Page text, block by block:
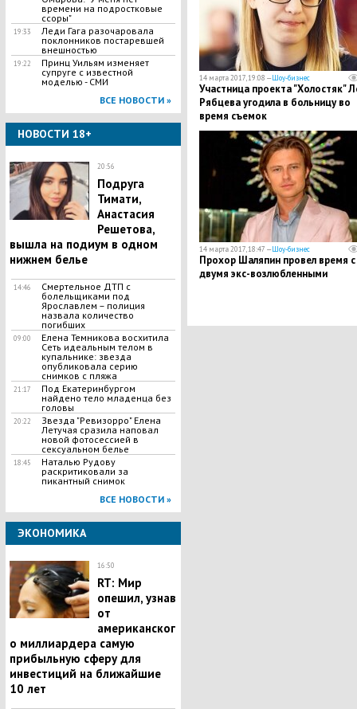
времени на подростковые
ссоры"
19:33
Леди Гага разочаровала
поклонников постаревшей
внешностью
19:22
Принц Уильям изменяет
супруге с известной
моделью - СМИ
ВСЕ НОВОСТИ »
НОВОСТИ 18+
20:56
Подруга
Тимати,
Анастасия
Решетова,
вышла на подиум в одном
нижнем белье
14:46
Смертельное ДТП с
болельщиками под
Ярославлем – полиция
назвала количество
погибших
09:00
Елена Темникова восхитила
Сеть идеальным телом в
купальнике: звезда
опубликовала серию
снимков с пляжа
21:17
Под Екатеринбургом
найдено тело младенца без
головы
20:22
Звезда "Ревизорро" Елена
Летучая сразила наповал
новой фотосессией в
сексуальном белье
18:45
Наталью Рудову
раскритиковали за
пикантный снимок
ВСЕ НОВОСТИ »
ЭКОНОМИКА
16:50
RT: Мир
опешил, узнав
от
американског
о миллиардера самую
прибыльную сферу для
инвестиций на ближайшие
10 лет
14 марта 2017, 19:08 —Шоу-бизнес
Участница проекта "Холостяк"
Рябцева угодила в больницу во
время съемок
14 марта 2017, 18:47 —Шоу-бизнес
Прохор Шаляпин провел время с
двумя экс-возлюбленными